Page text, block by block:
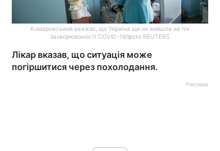
Комаровський вважає, що Україна ще не вийшла на пік
захворюваності COVID-19/фото REUTERS
Лікар вказав, що ситуація може
погіршитися через похолодання.
Реклама